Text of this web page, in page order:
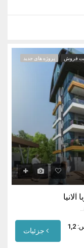
فروش پروژه های جدید
Oba Mahallesi, Alanya, Antalya, Mediterranean Region, 07469, Turkey